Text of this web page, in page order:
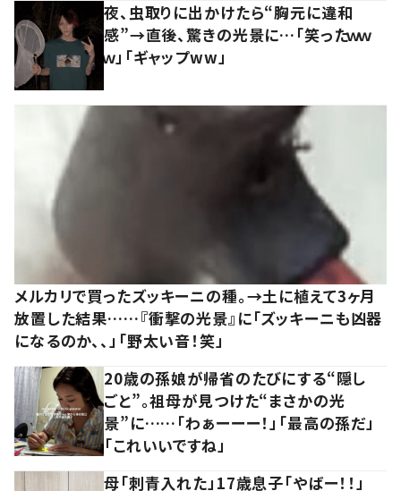
夜、虫取りに出かけたら“胸元に違和
感”→直後、驚きの光景に…「笑ったｗｗ
ｗ」「ギャップww」
メルカリで買ったズッキーニの種。→土に植えて3ヶ月
放置した結果……『衝撃の光景』に「ズッキーニも凶器
になるのか、、」「野太い音！笑」
20歳の孫娘が帰省のたびにする“隠し
ごと”。祖母が見つけた“まさかの光
景”に……「わぁーーー！」「最高の孫だ」
「これいいですね」
母「刺青入れた」17歳息子「やばー！！」